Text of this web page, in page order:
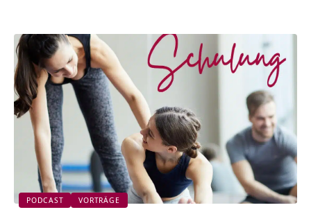
PODCAST VORTRÄGE